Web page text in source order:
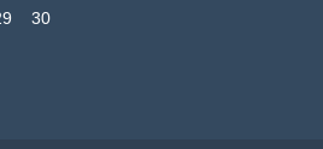
30